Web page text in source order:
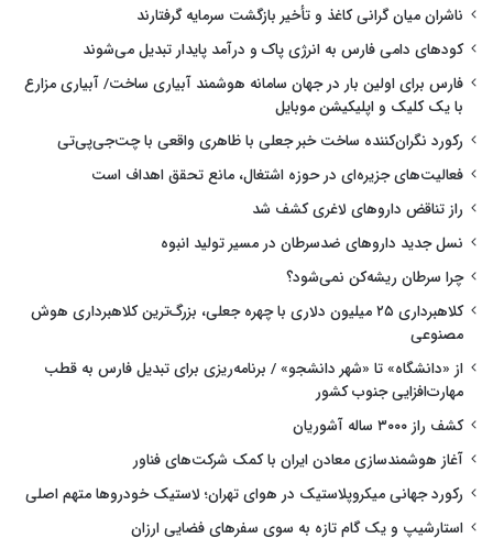
ناشران میان گرانی کاغذ و تأخیر بازگشت سرمایه گرفتارند
کودهای دامی فارس به انرژی پاک و درآمد پایدار تبدیل می‌شوند
فارس برای اولین بار در جهان سامانه هوشمند آبیاری ساخت/ آبیاری مزارع
با یک کلیک و اپلیکیشن موبایل
رکورد نگران‌کننده ساخت خبر جعلی با ظاهری واقعی با چت‌جی‌پی‌تی
فعالیت‌های جزیره‌ای در حوزه اشتغال، مانع تحقق اهداف است
راز تناقض داروهای لاغری کشف شد
نسل جدید داروهای ضدسرطان در مسیر تولید انبوه
چرا سرطان ریشه‌کن نمی‌شود؟
کلاهبرداری ۲۵ میلیون دلاری با چهره جعلی، بزرگ‌ترین کلاهبرداری هوش
مصنوعی
از «دانشگاه» تا «شهر دانشجو» / برنامه‌ریزی برای تبدیل فارس به قطب
مهارت‌افزایی جنوب کشور
کشف راز ۳۰۰۰ ساله آشوریان
آغاز هوشمندسازی معادن ایران با کمک شرکت‌های فناور
رکورد جهانی میکروپلاستیک در هوای تهران؛ لاستیک خودروها متهم اصلی
استارشیپ و یک گام تازه به سوی سفرهای فضایی ارزان